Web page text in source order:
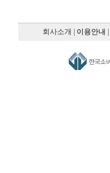
회사소개 이용안내